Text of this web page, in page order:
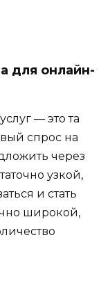
для онлайн-
— это та
спрос на
через
узкой,
и стать
широкой,